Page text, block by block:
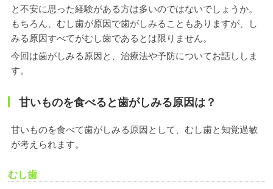
と不安に思った経験がある方は多いのではないでしょうか。
もちろん、むし歯が原因で歯がしみることもありますが、し
みる原因すべてがむし歯であるとは限りません。
今回は歯がしみる原因と、治療法や予防についてお話ししま
す。
甘いものを食べると歯がしみる原因は？
甘いものを食べて歯がしみる原因として、むし歯と知覚過敏
が考えられます。
むし歯